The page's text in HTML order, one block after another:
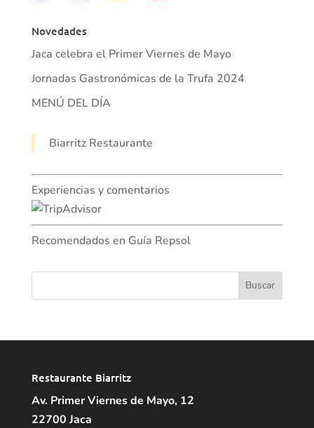
Novedades
Jaca celebra el Primer Viernes de Mayo
Jornadas Gastronómicas de la Trufa 2024
MENÚ DEL DÍA
Biarritz Restaurante
Experiencias y comentarios
Recomendados en Guía Repsol
Buscar:
Restaurante Biarritz
Av. Primer Viernes de Mayo, 12
22700 Jaca